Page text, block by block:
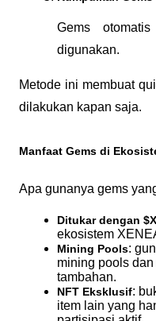
Gems
digunakan.
Metode ini membuat
dilakukan kapan saja.
Manfaat Gems di
Apa gunanya gems
Ditukar dengan
ekosistem
Mining Pools:
mining pools
tambahan.
NFT Eksklusif:
item lain yang